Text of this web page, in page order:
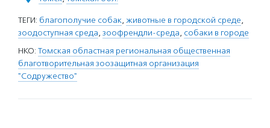
ТЕГИ: благополучие собак, животные в городской среде,
зоодоступная среда, зоофрендли-среда, собаки в городе
НКО: Томская областная региональная общественная
благотворительная зоозащитная организация
"Содружество"